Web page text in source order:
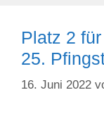
Platz 2
25.
16. Juni 2022